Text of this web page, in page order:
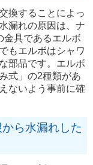
換することによっ
漏れの原因は、ナ
金具であるエルボ
もエルボはシャワ
部品です。エルボ
式」の2種類があ
ないよう事前に確
ら水漏れした